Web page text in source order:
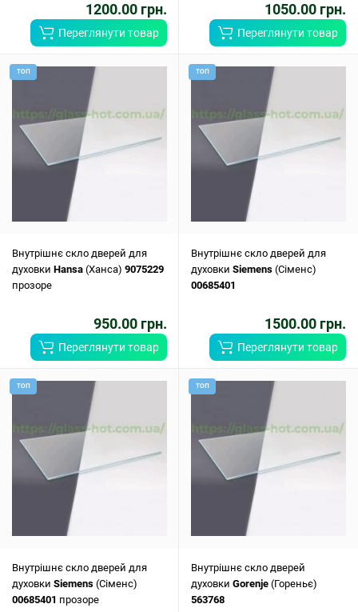
1200.00 грн.
Переглянути товар
1050.00 грн.
Переглянути товар
ТОП
Внутрішнє скло дверей для
духовки Hansa (Ханса) 9075229
прозоре
950.00 грн.
Переглянути товар
ТОП
Внутрішнє скло дверей для
духовки Siemens (Сіменс)
00685401
1500.00 грн.
Переглянути товар
ТОП
Внутрішнє скло дверей для
духовки Siemens (Сіменс)
00685401 прозоре
ТОП
Внутрішнє скло дверей
духовки Gorenje (Гореньє)
563768